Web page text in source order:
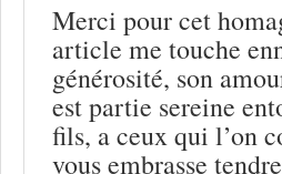
Merci pour cet
article me touche
générosité, son
est partie sereine
fils, a ceux qui l’on
vous embrasse